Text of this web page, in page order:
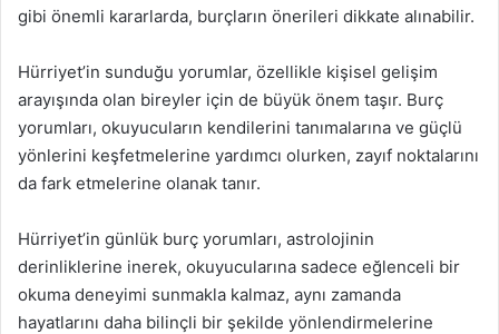
gibi önemli kararlarda, burçların önerileri dikkate alınabilir.
Hürriyet’in sunduğu yorumlar, özellikle kişisel gelişim
arayışında olan bireyler için de büyük önem taşır. Burç
yorumları, okuyucuların kendilerini tanımalarına ve güçlü
yönlerini keşfetmelerine yardımcı olurken, zayıf noktalarını
da fark etmelerine olanak tanır.
Hürriyet’in günlük burç yorumları, astrolojinin
derinliklerine inerek, okuyucularına sadece eğlenceli bir
okuma deneyimi sunmakla kalmaz, aynı zamanda
hayatlarını daha bilinçli bir şekilde yönlendirmelerine